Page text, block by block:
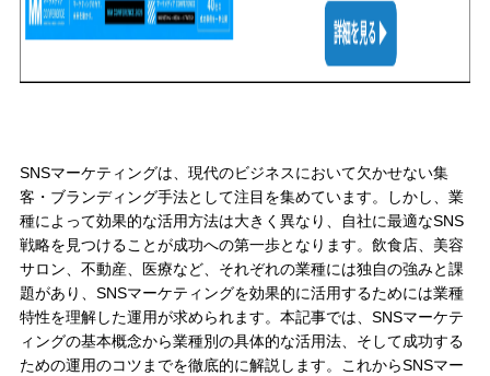
SNSマーケティングは、現代のビジネスにおいて欠かせない集
客・ブランディング手法として注目を集めています。しかし、業
種によって効果的な活用方法は大きく異なり、自社に最適なSNS
戦略を見つけることが成功への第一歩となります。飲食店、美容
サロン、不動産、医療など、それぞれの業種には独自の強みと課
題があり、SNSマーケティングを効果的に活用するためには業種
特性を理解した運用が求められます。本記事では、SNSマーケテ
ィングの基本概念から業種別の具体的な活用法、そして成功する
ための運用のコツまでを徹底的に解説します。これからSNSマー